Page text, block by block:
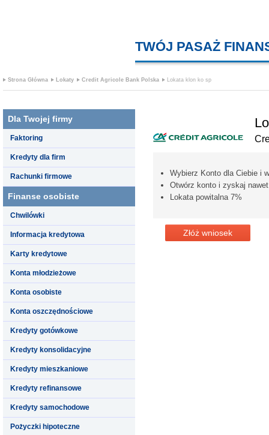
TWÓJ PASAŻ
Strona Główna Lokaty Credit Agricole Bank Polska Lokata klon ko sp
Dla Twojej firmy
Faktoring
Kredyty dla firm
Rachunki firmowe
Finanse osobiste
Chwilówki
Informacja kredytowa
Karty kredytowe
Konta młodzieżowe
Konta osobiste
Konta oszczędnościowe
Kredyty gotówkowe
Kredyty konsolidacyjne
Kredyty mieszkaniowe
Kredyty refinansowe
Kredyty samochodowe
Pożyczki hipoteczne
Wybierz Konto dla Ciebie i
Otwórz konto i zyskaj nawet
Lokata powitalna 7%
Złóż wniosek